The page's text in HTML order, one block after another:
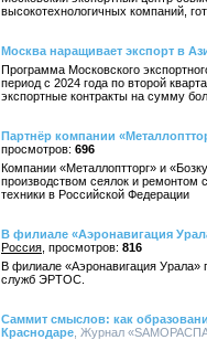
высокотехнологичных компаний,
Москва наращивает экспорт в
Программа Московского
период с 2024 года по второй
экспортные контракты на сумму
Партнёр компании
696
Компании «Металлоптторг» и
производством сеялок и ремонтом
техники в Российской Федерации
В филиале «Аэронавигация
Россия
816
В филиале «Аэронавигация Урала»
служб ЭРТОС.
Саммит смыслов: как
Краснодаре , Журнал